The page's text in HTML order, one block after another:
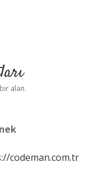
alan.
codeman.com.tr